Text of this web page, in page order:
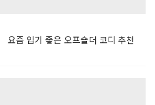
요즘 입기 좋은 오프숄더 코디 추천